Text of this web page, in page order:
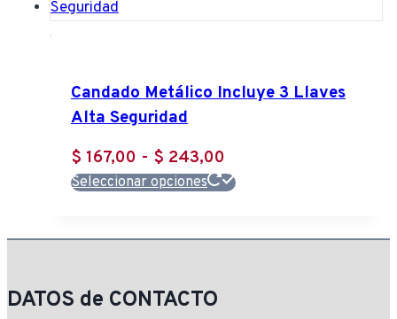
Candado Metálico Incluye 3 Llaves
Alta Seguridad
$ 167,00 - $ 243,00
de
desde
Seleccionar opciones
Este
DATOS de CONTACTO